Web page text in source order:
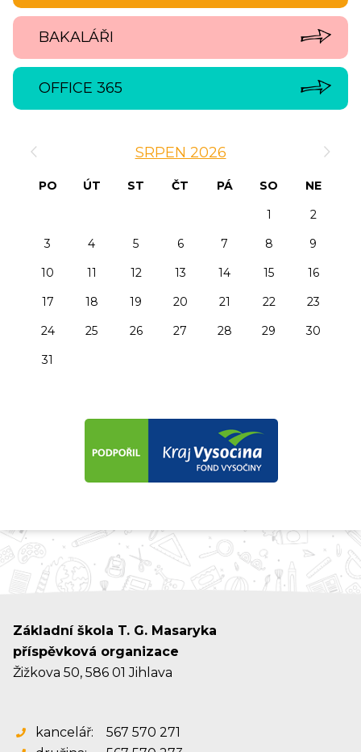
BAKALÁŘI
OFFICE 365
SRPEN 2026
PO ÚT ST ČT PÁ SO
NE
1
2
3
4 5 6 7 8
9
10
11 12 13 14 15
16
17
18 19 20 21 22
23
24
25 26 27 28 29
30
31
Základní škola T. G. Masaryka
příspěvková organizace
Žižkova 50, 586 01 Jihlava
kancelář:
567 570 271